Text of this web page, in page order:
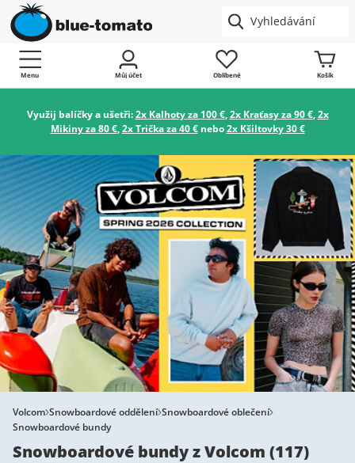
Menu Můj účet Oblíbené Košík
Využij balíčky a ušetři:2x Kalhoty za 100 €,2x Kraťasy za 90 €,2x
Mikiny za 80 €,2x Trička za 40 €nebo2x Kšiltovky 30 €
Volcom Snowboardové oddělení Snowboardové oblečení
Snowboardové bundy
Snowboardové bundy z Volcom (117)